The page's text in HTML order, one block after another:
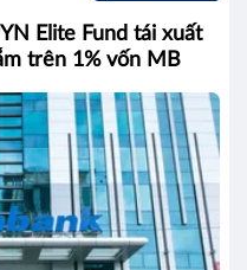
Elite Fund tái xuất
trên 1% vốn MB